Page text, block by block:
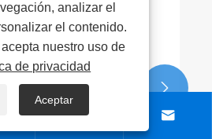

 
analizar el
el contenido.
nuestro uso de
de privacidad
Aceptar